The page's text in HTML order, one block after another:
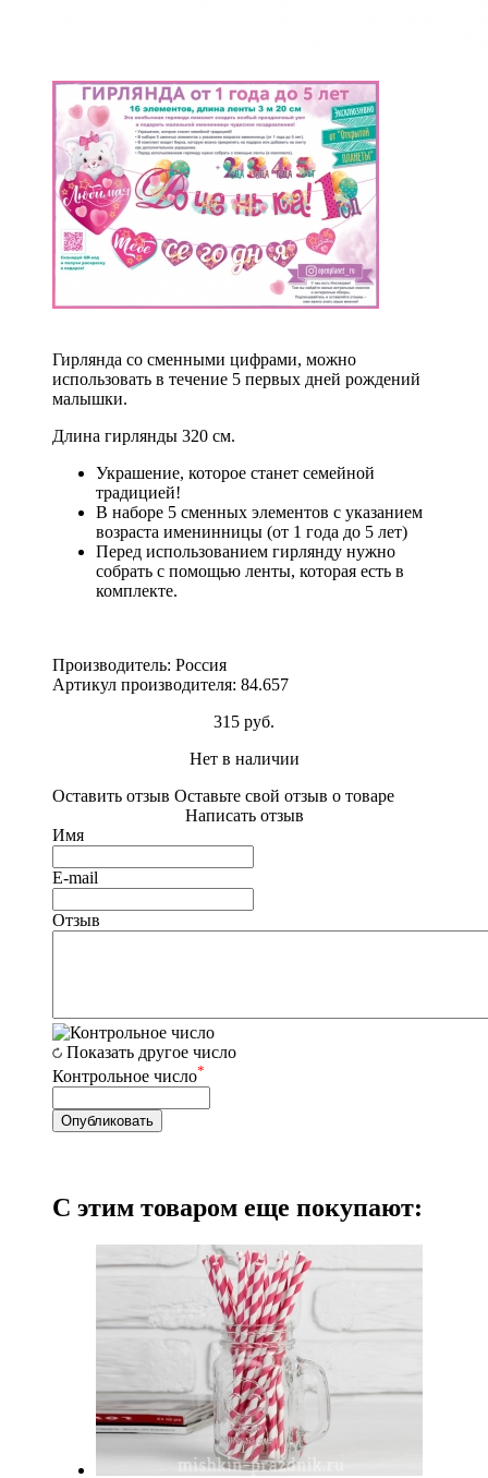
Гирлянда со сменными цифрами, можно
использовать в течение 5 первых дней рождений
малышки.
Длина гирлянды 320 см.
Украшение, которое станет семейной
традицией!
В наборе 5 сменных элементов с указанием
возраста именинницы (от 1 года до 5 лет)
Перед использованием гирлянду нужно
собрать с помощью ленты, которая есть в
комплекте.
Производитель: Россия
Артикул производителя: 84.657
315 руб.
Нет в наличии
Оставить отзыв Оставьте свой отзыв о товаре
Написать отзыв
Имя
E-mail
Отзыв
Показать другое число
Контрольное число*
С этим товаром еще покупают: